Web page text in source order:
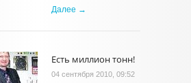
Далее →
Есть миллион тонн!
04 сентября 2010, 09:52